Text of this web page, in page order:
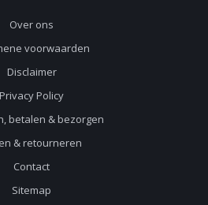
Over ons
voorwaarden
Disclaimer
Privacy Policy
betalen & bezorgen
& retourneren
Contact
Sitemap